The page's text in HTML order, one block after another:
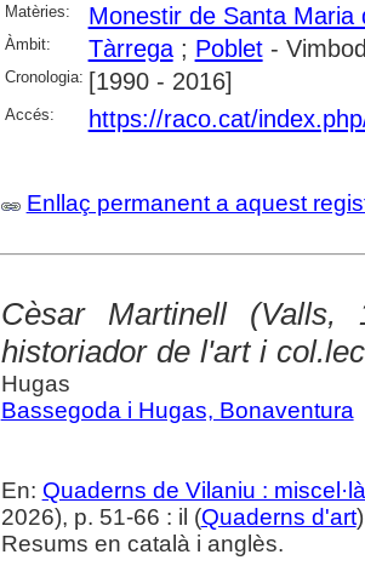
Matèries: Monestir de Santa Maria
Àmbit: Tàrrega; Poblet-
Cronologia: [1990 - 2016]
Accés: https://raco.cat/
Enllaç permanent a aquest
Cèsar Martinell
historiador de l'art i
Hugas
Bassegoda i Hugas, Bonaventura
En: Quaderns de Vilaniu :
2026), p. 51-66 : il (Quaderns d'art
Resums en català i anglès.